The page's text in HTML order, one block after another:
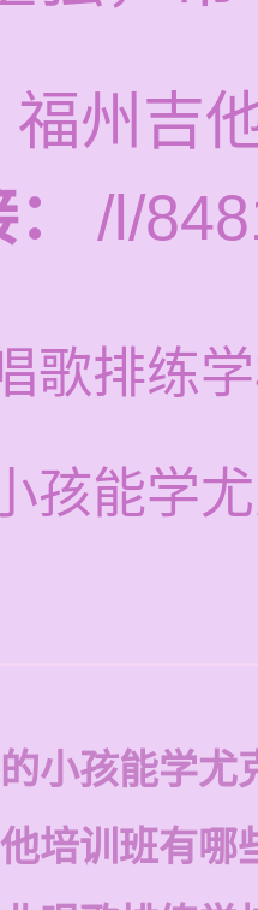
福州吉
/l/
歌排练
孩能学
小孩能学尤
培训班有哪